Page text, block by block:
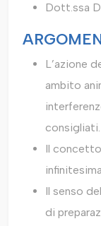
Dott.ssa
L’azione
ambito
consigliati.
Il
Il senso
di